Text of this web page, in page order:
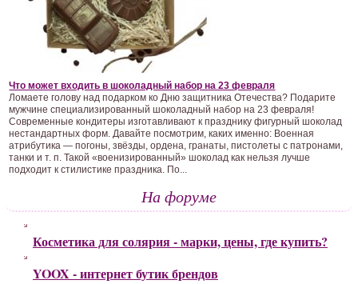
Что может входить в шоколадный набор на 23 февраля
Ломаете голову над подарком ко Дню защитника Отечества? Подарите
мужчине специализированный шоколадный набор на 23 февраля!
Современные кондитеры изготавливают к празднику фигурный шоколад
нестандартных форм. Давайте посмотрим, каких именно: Военная
атрибутика — погоны, звёзды, ордена, гранаты, пистолеты с патронами,
танки и т. п. Такой «военизированный» шоколад как нельзя лучше
подходит к стилистике праздника. По...
На форуме
Косметика для солярия - марки, цены, где купить?
YOOX - интернет бутик брендов